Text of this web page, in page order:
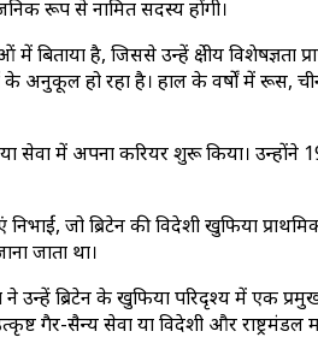
रूप से नामित सदस्य होंगी।
है, जिससे उन्हें क्षेत्रीय
हो रहा है। हाल के वर्षों में रूस,
सेवा में अपना करियर शुरू किया।
निभाईं, जो ब्रिटेन की विदेशी
जाता था।
ब्रिटेन के खुफिया परिदृश्य में एक
सैन्य सेवा या विदेशी और राष्ट्रमंडल